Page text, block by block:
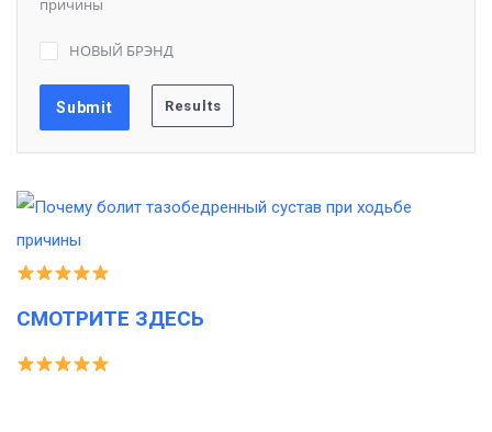
причины
НОВЫЙ БРЭНД
СМОТРИТЕ ЗДЕСЬ